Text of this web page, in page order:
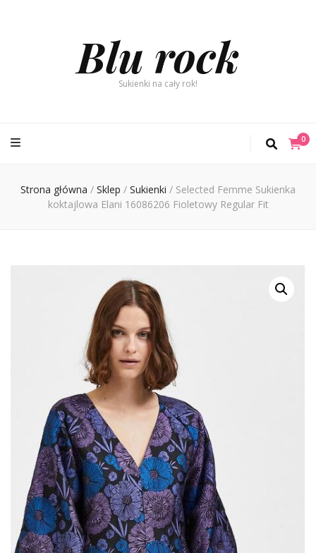
Blu rock
Sukienki na cały rok!
0
Strona główna / Sklep / Sukienki / Selected Femme Sukienka
koktajlowa Elani 16086206 Fioletowy Regular Fit